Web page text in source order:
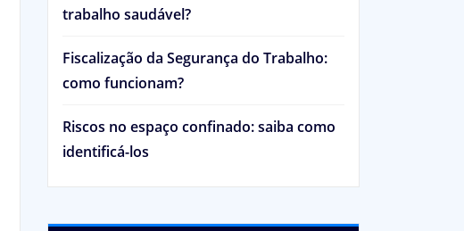
trabalho saudável?
Fiscalização da Segurança do Trabalho:
como funcionam?
Riscos no espaço confinado: saiba como
identificá-los